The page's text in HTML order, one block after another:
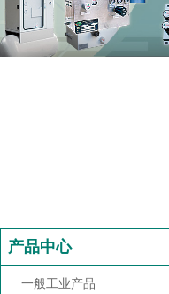
产品中心
一般工业产品